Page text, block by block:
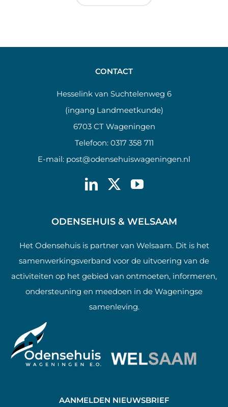
CONTACT
Hesselink van Suchtelenweg 6
(ingang Landmeetkunde)
6703 CT Wageningen
Telefoon: 0317 358 711
E-mail: post@odensehuiswageningen.nl
ODENSEHUIS & WELSAAM
Het Odensehuis is partner van Welsaam. Dit is het
samenwerkingsverband voor de uitvoering van de
activiteiten op het gebied van ontmoeten, informeren,
ondersteuning en meedoen in de Wageningse
samenleving.
AANMELDEN NIEUWSBRIEF